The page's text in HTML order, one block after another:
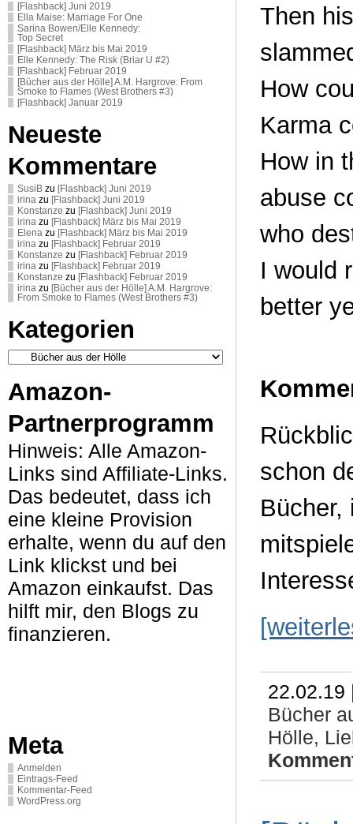
[Flashback] Juni 2019
Ella Maise: Marriage For One
Sarina Bowen/Elle Kennedy:
Top Secret
[Flashback] März bis Mai 2019
Elle Kennedy: The Risk (Briar U #2)
[Flashback] Februar 2019
[Bücher aus der Hölle] A.M. Hargrove: From
Smoke to Flames (West Brothers #3)
[Flashback] Januar 2019
Neueste
Kommentare
SusiB zu [Flashback] Juni 2019
irina zu [Flashback] Juni 2019
Konstanze zu [Flashback] Juni 2019
irina zu [Flashback] März bis Mai 2019
Elena zu [Flashback] März bis Mai 2019
irina zu [Flashback] Februar 2019
Konstanze zu [Flashback] Februar 2019
irina zu [Flashback] Februar 2019
Konstanze zu [Flashback] Februar 2019
irina zu [Bücher aus der Hölle] A.M. Hargrove:
From Smoke to Flames (West Brothers #3)
Kategorien
Kategorien
Amazon-
Partnerprogramm
Hinweis: Alle Amazon-
Links sind Affiliate-Links.
Das bedeutet, dass ich
eine kleine Provision
erhalte, wenn du auf den
Link klickst und bei
Amazon einkaufst. Das
hilft mir, den Blogs zu
finanzieren.
Meta
Anmelden
Eintrags-Feed
Kommentar-Feed
WordPress.org
Then
How
Karma
How in
abuse
who
I would
better
schon
Bücher,
Bücher
Hölle,